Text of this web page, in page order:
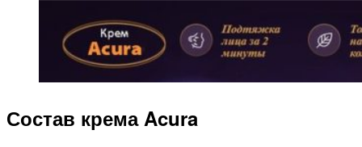
Состав крема Acura